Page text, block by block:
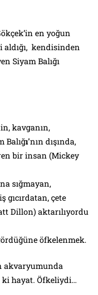
en yoğun
kendisinden
Siyam Balığı
kavganın,
Balığı'nın dışında,
bir insan (Mickey
sığmayan,
çete
Dillon) aktarılıyordu
öfkelenmek.
akvaryumunda
ki hayat. Öfkeliydi…